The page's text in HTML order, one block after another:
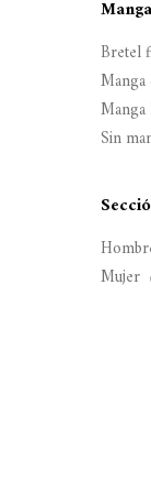
Manga
Bretel
Sin
Mujer